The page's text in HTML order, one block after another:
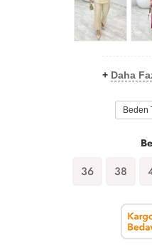
+ Daha
Beden
36 38